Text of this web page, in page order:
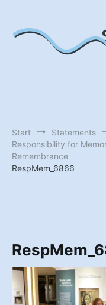
springen
Start
Statements
Responsibility for
Remembrance
RespMem_6866